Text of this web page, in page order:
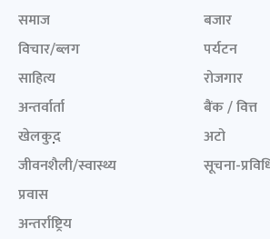
समाज
विचार/ब्लग
साहित्य
अन्तर्वार्ता
खेलकुद़़
जीवनशैली/स्वास्थ्य
प्रवास
अन्तर्राष्ट्रिय
बजार
पर्यटन
रोजगार
बैंक / वित्त
अटो
सूचना-